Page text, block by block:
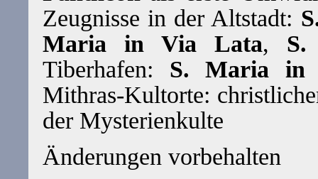
Zeugnisse in der Altstadt:
Maria in Via Lata, S.
Tiberhafen: S. Maria in
Mithras-Kultorte:
der Mysterienkulte
Änderungen vorbehalten